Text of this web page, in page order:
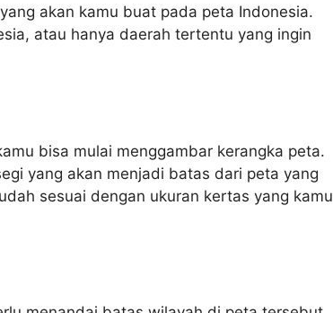
akan kamu buat pada peta Indonesia.
atau hanya daerah tertentu yang ingin
bisa mulai menggambar kerangka peta.
yang akan menjadi batas dari peta yang
sesuai dengan ukuran kertas yang kamu